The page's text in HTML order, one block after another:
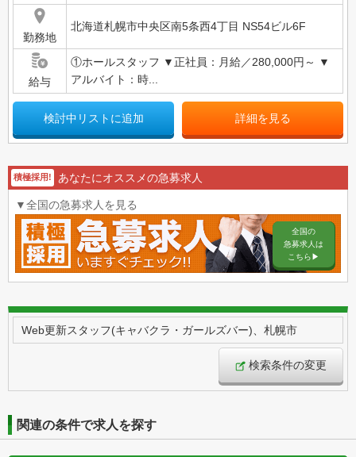
勤務地
北海道札幌市中央区南5条西4丁目 NS54ビル6F
給与
①ホールスタッフ ▼正社員：月給／280,000円～ ▼
アルバイト：時...
検討中リストに追加 詳細を見る
積極採用! あなたにオススメの急募求人
▼全国の急募求人を見る
全国の
急募求人は
こちら▶︎
Web更新スタッフ(キャバクラ・ガールズバー)、札幌市
検索条件の変更
関連の条件で求人を探す